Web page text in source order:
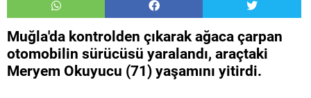
Muğla'da kontrolden çıkarak ağaca çarpan
otomobilin sürücüsü yaralandı, araçtaki
Meryem Okuyucu (71) yaşamını yitirdi.